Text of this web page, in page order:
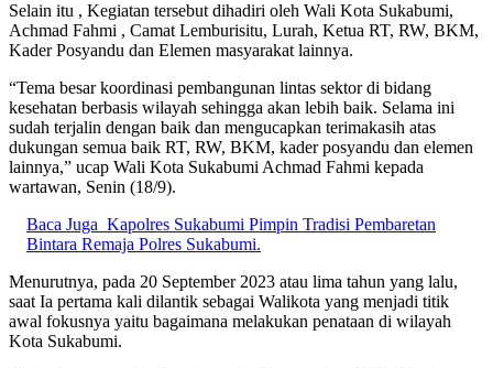
Selain itu , Kegiatan tersebut dihadiri oleh Wali Kota Sukabumi,
Achmad Fahmi , Camat Lemburisitu, Lurah, Ketua RT, RW, BKM,
Kader Posyandu dan Elemen masyarakat lainnya.
“Tema besar koordinasi pembangunan lintas sektor di bidang
kesehatan berbasis wilayah sehingga akan lebih baik. Selama ini
sudah terjalin dengan baik dan mengucapkan terimakasih atas
dukungan semua baik RT, RW, BKM, kader posyandu dan elemen
lainnya,” ucap Wali Kota Sukabumi Achmad Fahmi kepada
wartawan, Senin (18/9).
Baca Juga Kapolres Sukabumi Pimpin Tradisi Pembaretan
Bintara Remaja Polres Sukabumi.
Menurutnya, pada 20 September 2023 atau lima tahun yang lalu,
saat Ia pertama kali dilantik sebagai Walikota yang menjadi titik
awal fokusnya yaitu bagaimana melakukan penataan di wilayah
Kota Sukabumi.